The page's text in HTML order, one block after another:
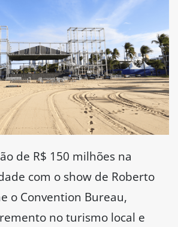
de R$ 150 milhões na
com o show de Roberto
o Convention Bureau,
no turismo local e